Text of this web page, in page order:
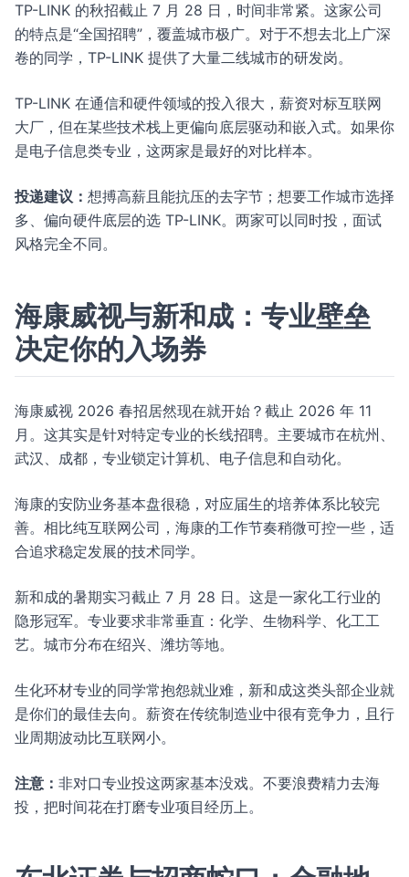
TP-LINK 的秋招截止 7 月 28 日，时间非常紧。这家公司
的特点是“全国招聘”，覆盖城市极广。对于不想去北上广深
卷的同学，TP-LINK 提供了大量二线城市的研发岗。
TP-LINK 在通信和硬件领域的投入很大，薪资对标互联网
大厂，但在某些技术栈上更偏向底层驱动和嵌入式。如果你
是电子信息类专业，这两家是最好的对比样本。
投递建议： 想搏高薪且能抗压的去字节；想要工作城市选择
多、偏向硬件底层的选 TP-LINK。两家可以同时投，面试
风格完全不同。
海康威视与新和成：专业壁垒
决定你的入场券
海康威视 2026 春招居然现在就开始？截止 2026 年 11
月。这其实是针对特定专业的长线招聘。主要城市在杭州、
武汉、成都，专业锁定计算机、电子信息和自动化。
海康的安防业务基本盘很稳，对应届生的培养体系比较完
善。相比纯互联网公司，海康的工作节奏稍微可控一些，适
合追求稳定发展的技术同学。
新和成的暑期实习截止 7 月 28 日。这是一家化工行业的
隐形冠军。专业要求非常垂直：化学、生物科学、化工工
艺。城市分布在绍兴、潍坊等地。
生化环材专业的同学常抱怨就业难，新和成这类头部企业就
是你们的最佳去向。薪资在传统制造业中很有竞争力，且行
业周期波动比互联网小。
注意： 非对口专业投这两家基本没戏。不要浪费精力去海
投，把时间花在打磨专业项目经历上。